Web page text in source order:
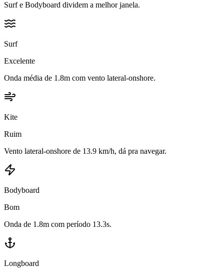
Surf e Bodyboard dividem a melhor janela.
Surf
Excelente
Onda média de 1.8m com vento lateral-onshore.
Kite
Ruim
Vento lateral-onshore de 13.9 km/h, dá pra navegar.
Bodyboard
Bom
Onda de 1.8m com período 13.3s.
Longboard